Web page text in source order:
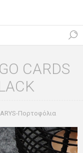
CARDS
Πορτοφόλια